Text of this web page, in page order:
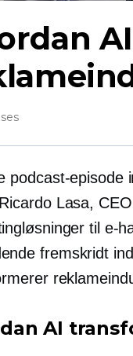
podcast-
Lasa,
til e-
fremskridt
AI